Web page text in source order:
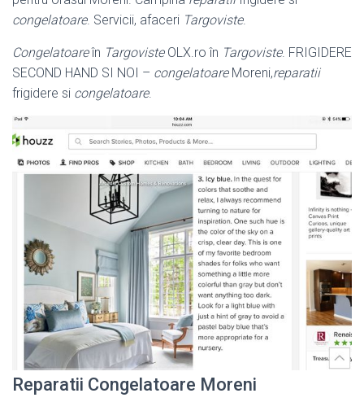
congelatoare. Servicii, afaceri Targoviste.
Congelatoareîn TargovisteOLX.ro în Targoviste. FRIGIDERE
SECOND HAND SI NOI – congelatoareMoreni,reparatii
frigidere si congelatoare.
Reparatii Congelatoare Moreni